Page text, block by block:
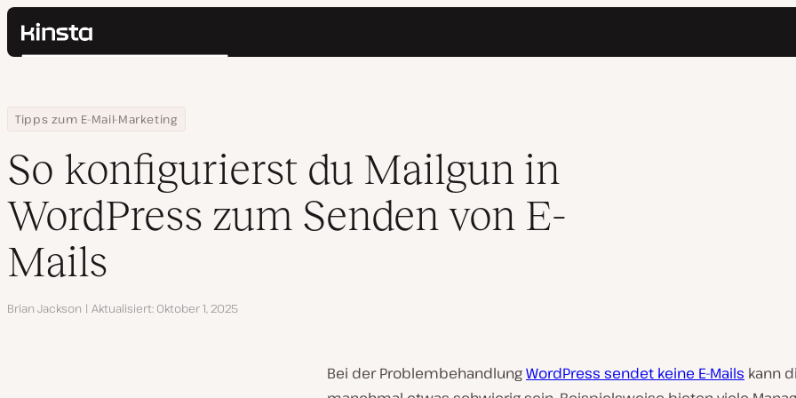
Kinsta®
Preise
Kontakt
Suchen
Home
Ressourcen Center
Tipps zum E-Mail-Marketing
So konfigurierst du Mailgun in WordPress zum Senden von E-Mails
So konfigurierst du Mailgun in
WordPress zum Senden von E-
Mails
Autor
Brian Jackson Aktualisiert Oktober 1, 2025
Bei der ProblembehandlungWordPress sendet keine E-Mails kann